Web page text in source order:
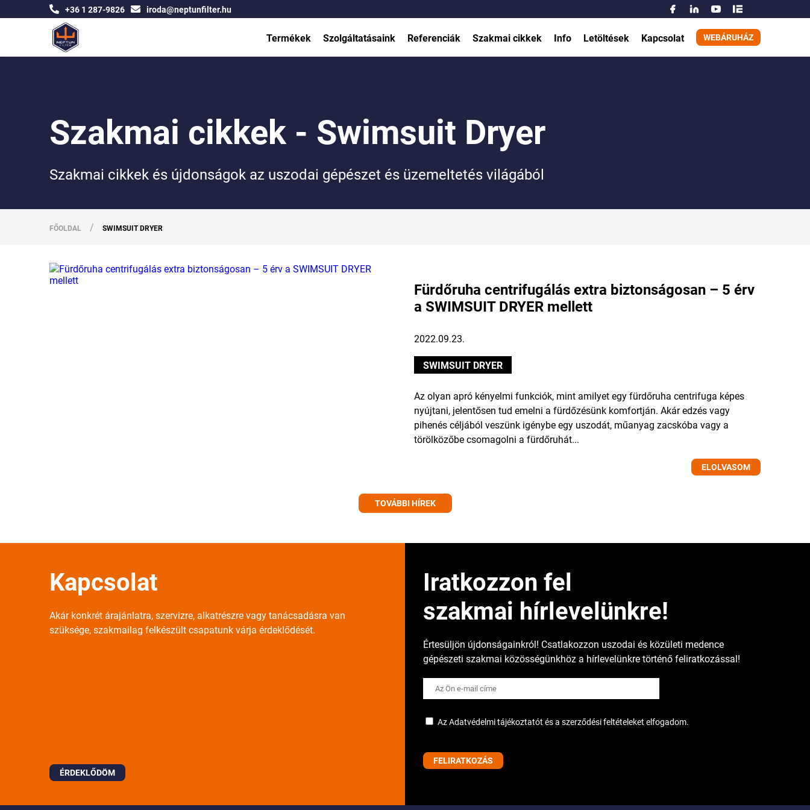
+36 1 287-9826 iroda@neptunfilter.hu
Termékek Szolgáltatásaink
Szűrő felújítás
Referenciák
Szakmai cikkek Info
Acél homokszűrő tartály tisztítás és felújítás
Letöltések
Kapcsolat WEBÁRUHÁZ
Szakmai cikkek - Swimsuit Dryer
Szakmai cikkek és újdonságok az uszodai gépészet és üzemeltetés világából
FŐOLDAL / SWIMSUIT DRYER
Fürdőruha centrifugálás extra biztonságosan – 5 érv
a SWIMSUIT DRYER mellett
2022.09.23.
SWIMSUIT DRYER
Az olyan apró kényelmi funkciók, mint amilyet egy fürdőruha centrifuga képes
nyújtani, jelentősen tud emelni a fürdőzésünk komfortján. Akár edzés vagy
pihenés céljából veszünk igénybe egy uszodát, műanyag zacskóba vagy a
törölközőbe csomagolni a fürdőruhát...
ELOLVASOM
TOVÁBBI HÍREK
Kapcsolat
Akár konkrét árajánlatra, szervizre, alkatrészre vagy tanácsadásra van
szüksége, szakmailag felkészült csapatunk várja érdeklődését.
ÉRDEKLŐDÖM
Iratkozzon fel
szakmai hírlevelünkre!
Értesüljön újdonságainkról! Csatlakozzon uszodai és közületi medence
gépészeti szakmai közösségünkhöz a hírlevelünkre történő feliratkozással!
Az Adatvédelmi tájékoztatót és a szerződési feltételeket elfogadom.